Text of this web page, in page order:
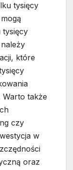
tysięcy
tysięcy
które
Warto także
czy
w
oraz